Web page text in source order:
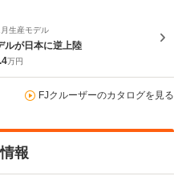
生産モデル
ルが日本に逆上陸
万円
FJクルーザーのカタログを見る
報